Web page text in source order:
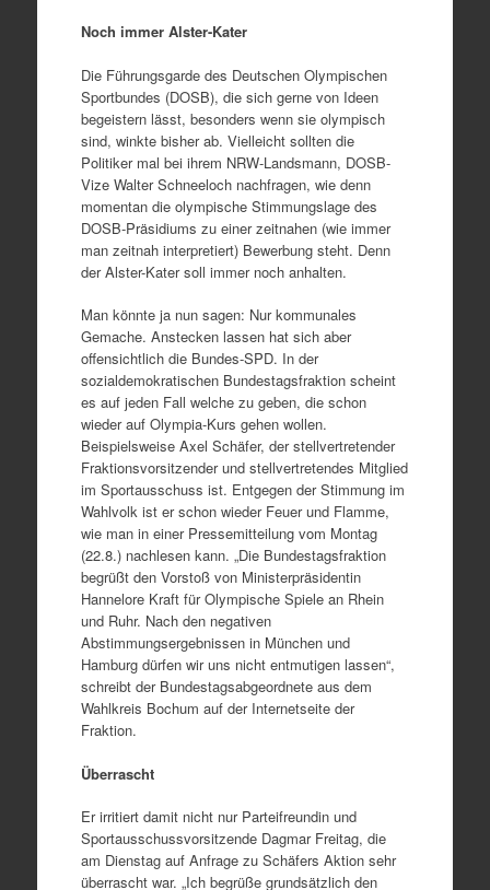
Noch immer Alster-Kater
Die Führungsgarde des Deutschen Olympischen
Sportbundes (DOSB), die sich gerne von Ideen
begeistern lässt, besonders wenn sie olympisch
sind, winkte bisher ab. Vielleicht sollten die
Politiker mal bei ihrem NRW-Landsmann, DOSB-
Vize Walter Schneeloch nachfragen, wie denn
momentan die olympische Stimmungslage des
DOSB-Präsidiums zu einer zeitnahen (wie immer
man zeitnah interpretiert) Bewerbung steht. Denn
der Alster-Kater soll immer noch anhalten.
Man könnte ja nun sagen: Nur kommunales
Gemache. Anstecken lassen hat sich aber
offensichtlich die Bundes-SPD. In der
sozialdemokratischen Bundestagsfraktion scheint
es auf jeden Fall welche zu geben, die schon
wieder auf Olympia-Kurs gehen wollen.
Beispielsweise Axel Schäfer, der stellvertretender
Fraktionsvorsitzender und stellvertretendes Mitglied
im Sportausschuss ist. Entgegen der Stimmung im
Wahlvolk ist er schon wieder Feuer und Flamme,
wie man in einer Pressemitteilung vom Montag
(22.8.) nachlesen kann. „Die Bundestagsfraktion
begrüßt den Vorstoß von Ministerpräsidentin
Hannelore Kraft für Olympische Spiele an Rhein
und Ruhr. Nach den negativen
Abstimmungsergebnissen in München und
Hamburg dürfen wir uns nicht entmutigen lassen“,
schreibt der Bundestagsabgeordnete aus dem
Wahlkreis Bochum auf der Internetseite der
Fraktion.
Überrascht
Er irritiert damit nicht nur Parteifreundin und
Sportausschussvorsitzende Dagmar Freitag, die
am Dienstag auf Anfrage zu Schäfers Aktion sehr
überrascht war. „Ich begrüße grundsätzlich den